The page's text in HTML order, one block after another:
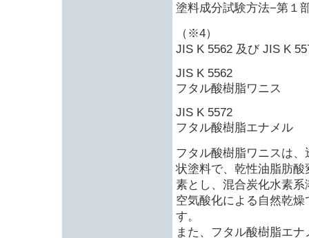
塗料成分試験方法−第１
（※4）
JIS K 5562 及び JIS K
JIS K 5562
フタル酸樹脂ワニス
JIS K 5572
フタル酸樹脂エナメル
フタル酸樹脂ワニスは
状塗料で、乾性油脂肪
素とし、混合炭化水素
空気酸化による自然乾
す。
また、フタル酸樹脂エ